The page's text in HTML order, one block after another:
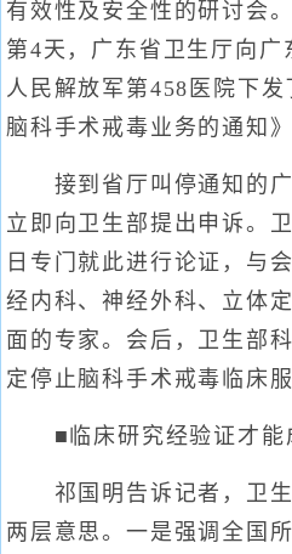
有效性及安全性的研讨会
第4天，广东省卫生厅向广
人民解放军第458医院下
脑科手术戒毒业务的通知》
接到省厅叫停通知的广
立即向卫生部提出申诉。
日专门就此进行论证，与
经内科、神经外科、立体
面的专家。会后，卫生部
定停止脑科手术戒毒临床服
■临床研究经验证才能
祁国明告诉记者，卫生
两层意思。一是强调全国